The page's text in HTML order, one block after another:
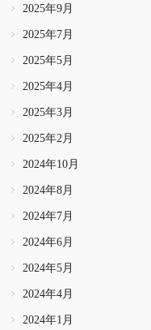
2025年9月
2025年7月
2025年5月
2025年4月
2025年3月
2025年2月
2024年10月
2024年8月
2024年7月
2024年6月
2024年5月
2024年4月
2024年1月